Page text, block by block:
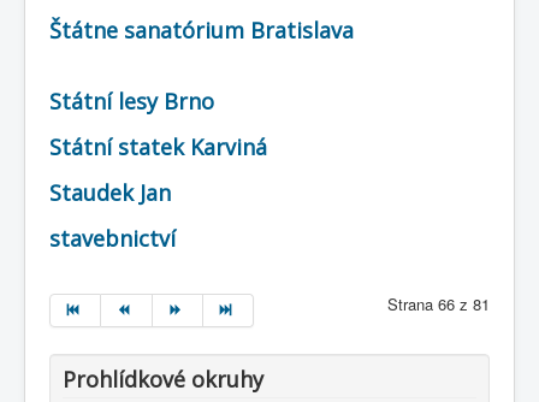
Štátne sanatórium Bratislava
Státní lesy Brno
Státní statek Karviná
Staudek Jan
stavebnictví
Strana 66 z 81
Prohlídkové okruhy